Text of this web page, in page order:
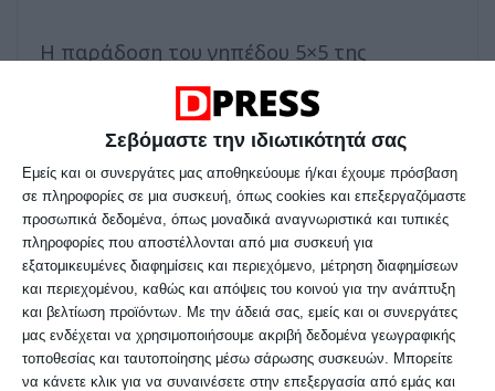
Σεβόμαστε την ιδιωτικότητά σας
Εμείς και οι συνεργάτες μας αποθηκεύουμε ή/και έχουμε πρόσβαση
σε πληροφορίες σε μια συσκευή, όπως cookies και επεξεργαζόμαστε
προσωπικά δεδομένα, όπως μοναδικά αναγνωριστικά και τυπικές
πληροφορίες που αποστέλλονται από μια συσκευή για
εξατομικευμένες διαφημίσεις και περιεχόμενο, μέτρηση διαφημίσεων
και περιεχομένου, καθώς και απόψεις του κοινού για την ανάπτυξη
και βελτίωση προϊόντων.
Με την άδειά σας, εμείς και οι συνεργάτες
μας ενδέχεται να χρησιμοποιήσουμε ακριβή δεδομένα γεωγραφικής
τοποθεσίας και ταυτοποίησης μέσω σάρωσης συσκευών. Μπορείτε
να κάνετε κλικ για να συναινέσετε στην επεξεργασία από εμάς και
Η παράδοση του γηπέδου 5×5 της
Τριανδρίας έρχεται να προστεθεί σε μία
μακρά αλυσίδα παρεμβάσεων,
επιβεβαιώνοντας ότι ο ΜΕΑΣ ΤΡΙΤΩΝ
συνεχίζει με συνέπεια να επενδύει σε
δράσεις κοινωνικής προσφοράς με
μετρήσιμο και διαχρονικό αποτύπωμα,
έχοντας τον αθλητισμό ως μοχλό
κοινωνικής συνοχής και βιώσιμης
ανάπτυξης.